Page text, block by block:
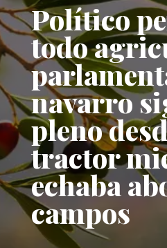
Político
todo
navarro
pleno
tractor
echaba
campos